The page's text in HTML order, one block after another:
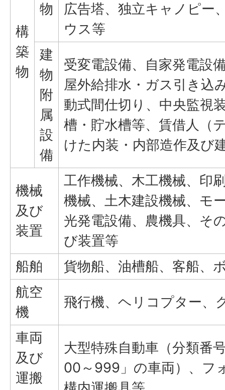
構
築
物
物
広告塔、独立キャノピー
ウス等
建
物
附
属
設
備
受変電設備、自家発電設
屋外給排水・ガス引き込
動式間仕切り、中央監視
槽・貯水槽等、賃借人（
けた内装・内部造作及び
機械
及び
装置
工作機械、木工機械、印
機械、土木建設機械、モ
光発電設備、農機具、そ
び装置等
船舶
貨物船、油槽船、客船、
航空
機
飛行機、ヘリコプター、
車両
及び
運搬
大型特殊自動車（分類番
00～999」の車両）、フ